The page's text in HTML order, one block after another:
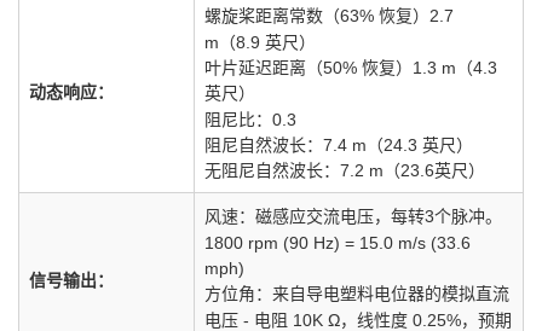
动态响应：
螺旋桨距离常数（63% 恢复）2.7
m（8.9 英尺）
叶片延迟距离（50% 恢复）1.3 m（4.3
英尺）
阻尼比：0.3
阻尼自然波长：7.4 m（24.3 英尺）
无阻尼自然波长：7.2 m（23.6英尺）
信号输出：
风速：磁感应交流电压，每转3个脉冲。
1800 rpm (90 Hz) = 15.0 m/s (33.6
mph)
方位角：来自导电塑料电位器的模拟直流
电压 - 电阻 10K Ω，线性度 0.25%，预期